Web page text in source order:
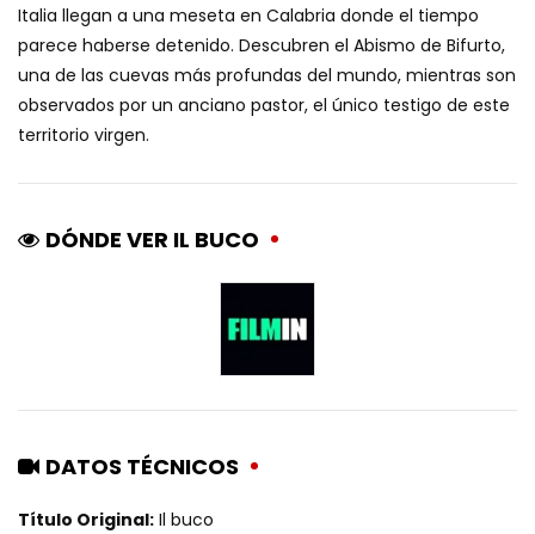
Italia llegan a una meseta en Calabria donde el tiempo
parece haberse detenido. Descubren el Abismo de Bifurto,
una de las cuevas más profundas del mundo, mientras son
observados por un anciano pastor, el único testigo de este
territorio virgen.
DÓNDE VER IL BUCO
DATOS TÉCNICOS
Título Original: Il buco